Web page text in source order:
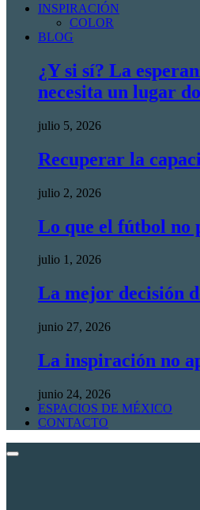
INSPIRACIÓN
COLOR
BLOG
¿Y si sí? La
necesita un lugar
julio 5, 2026
Recuperar la
julio 2, 2026
Lo que el fútbol no
julio 1, 2026
La mejor decisión
junio 27, 2026
La inspiración no
junio 24, 2026
ESPACIOS DE MÉXICO
CONTACTO